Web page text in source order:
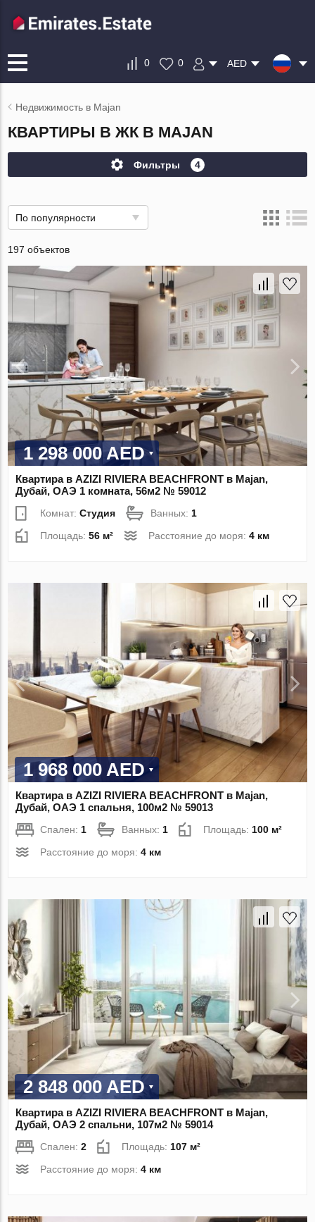
0 0 AED
Недвижимость в Majan
КВАРТИРЫ В ЖК В MAJAN
Фильтры 4
По популярности
197 объектов
1 298 000 AED
Квартира в AZIZI RIVIERA BEACHFRONT в Majan,
Дубай, ОАЭ 1 комната, 56м2 № 59012
Комнат:Студия Ванных: 1
Площадь:56 м² Расстояние до моря:4 км
1 968 000 AED
Квартира в AZIZI RIVIERA BEACHFRONT в Majan,
Дубай, ОАЭ 1 спальня, 100м2 № 59013
Спален:1 Ванных:1 Площадь:100 м²
Расстояние до моря:4 км
2 848 000 AED
Квартира в AZIZI RIVIERA BEACHFRONT в Majan,
Дубай, ОАЭ 2 спальни, 107м2 № 59014
Спален:2 Площадь: 107 м²
Расстояние до моря:4 км